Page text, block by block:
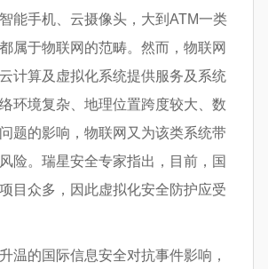
能手机、云摄像头，大到ATM一类
属于物联网的范畴。然而，物联网
计算及虚拟化系统提供服务及系统
环境复杂、地理位置跨度较大、数
题的影响，物联网又为该类系统带
险。瑞星安全专家指出，目前，国
目众多，因此虚拟化安全防护应受
的国际信息安全对抗事件影响，